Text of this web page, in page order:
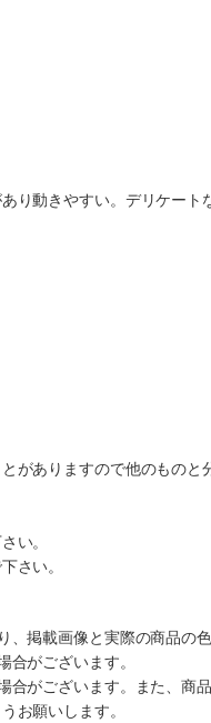
り動きやすい。デリケート
がありますので他のものと
い。
さい。
掲載画像と実際の商品の
がございます。
合がございます。また、商
お願いします。